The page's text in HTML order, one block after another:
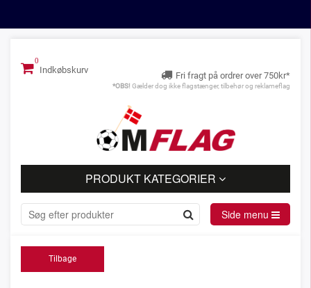
Indkøbskurv
Fri fragt på ordrer over 750kr*
*OBS! Gælder dog ikke flagstænger, tilbehør og reklameflag
PRODUKT KATEGORIER
Side menu
Tilbage